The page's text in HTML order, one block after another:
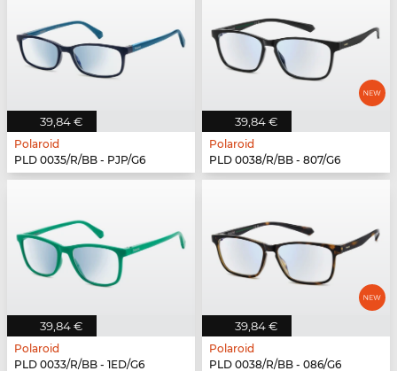
39,84 €
Polaroid
PLD 0035/R/BB - PJP/G6
39,84 €
Polaroid
PLD 0038/R/BB - 807/G6
39,84 €
Polaroid
PLD 0033/R/BB - 1ED/G6
39,84 €
Polaroid
PLD 0038/R/BB - 086/G6